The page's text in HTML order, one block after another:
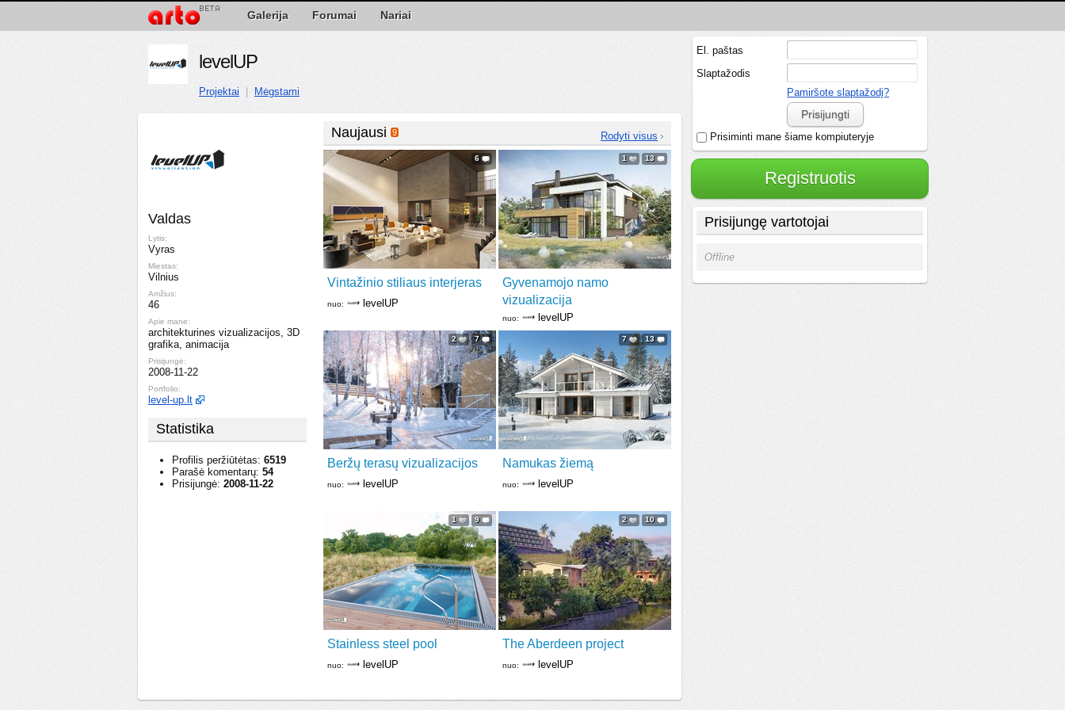
Galerija Forumai Nariai
El. paštas
Slaptažodis
Pamiršote slaptažodį?
Prisijungti
Prisiminti mane šiame kompiuteryje
Registruotis
Prisijungę vartotojai
Offline
levelUP
Projektai Mėgstami
Valdas
Lytis:
Vyras
Miestas:
Vilnius
Amžius:
46
Apie mane:
architekturines vizualizacijos, 3D
grafika, animacija
Prisijungė:
2008-11-22
Portfolio:
level-up.lt
Statistika
Profilis peržiūtėtas: 6519
Parašė komentarų: 54
Prisijungė: 2008-11-22
Rodyti visus
Naujausi 9
6
Vintažinio stiliaus interjeras
nuo: levelUP
1 13
Gyvenamojo namo
vizualizacija
nuo: levelUP
2 7
Beržų terasų vizualizacijos
nuo: levelUP
7 13
Namukas žiemą
nuo: levelUP
1 9
Stainless steel pool
nuo: levelUP
2 10
The Aberdeen project
nuo: levelUP